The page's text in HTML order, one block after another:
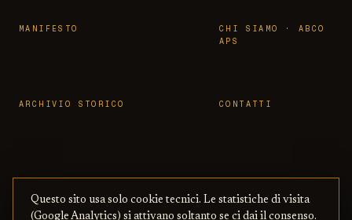
MANIFESTO
CHI SIAMO · ABCO
APS
ARCHIVIO STORICO CONTATTI
© 2026 OSSERVATORIO BBCC ·
PRIVACY
Questo sito usa solo cookie tecnici. Le statistiche di visita
(Google Analytics) si attivano soltanto se ci dai il consenso.